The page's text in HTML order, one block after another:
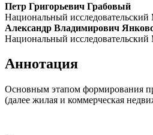
Петр Григорьевич Грабовый
Национальный
Александр Владимирович
Национальный
Аннотация
Основным этапом формирования
(далее жилая и коммерческая